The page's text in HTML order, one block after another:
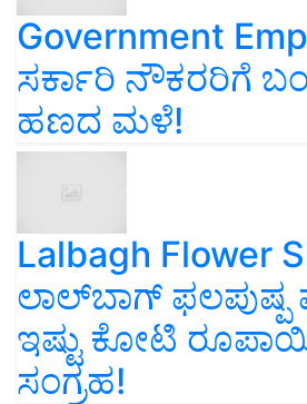
Government
ಸರ್ಕಾರಿ ನೌಕರರಿಗೆ
ಹಣದ ಮಳೆ!
Lalbagh Flower
ಲಾಲ್‌ಬಾಗ್ ಫಲಪುಷ್ಪ
ಇಷ್ಟು ಕೋಟಿ
ಸಂಗ್ರಹ!